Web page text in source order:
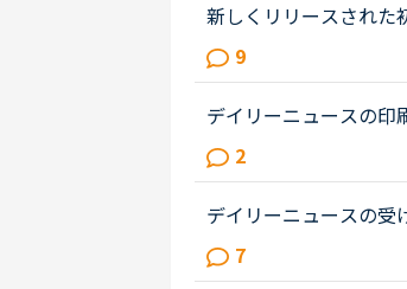
新しくリリースされた
レッスンを継続したい
ンスリーテスト６レベ
9
デイリーニュースの
のですが、レッスンを
インにレッスンを進め
2
デイリーニュースの受
ーディオを聞いて、
みなさまはレッスンで
7